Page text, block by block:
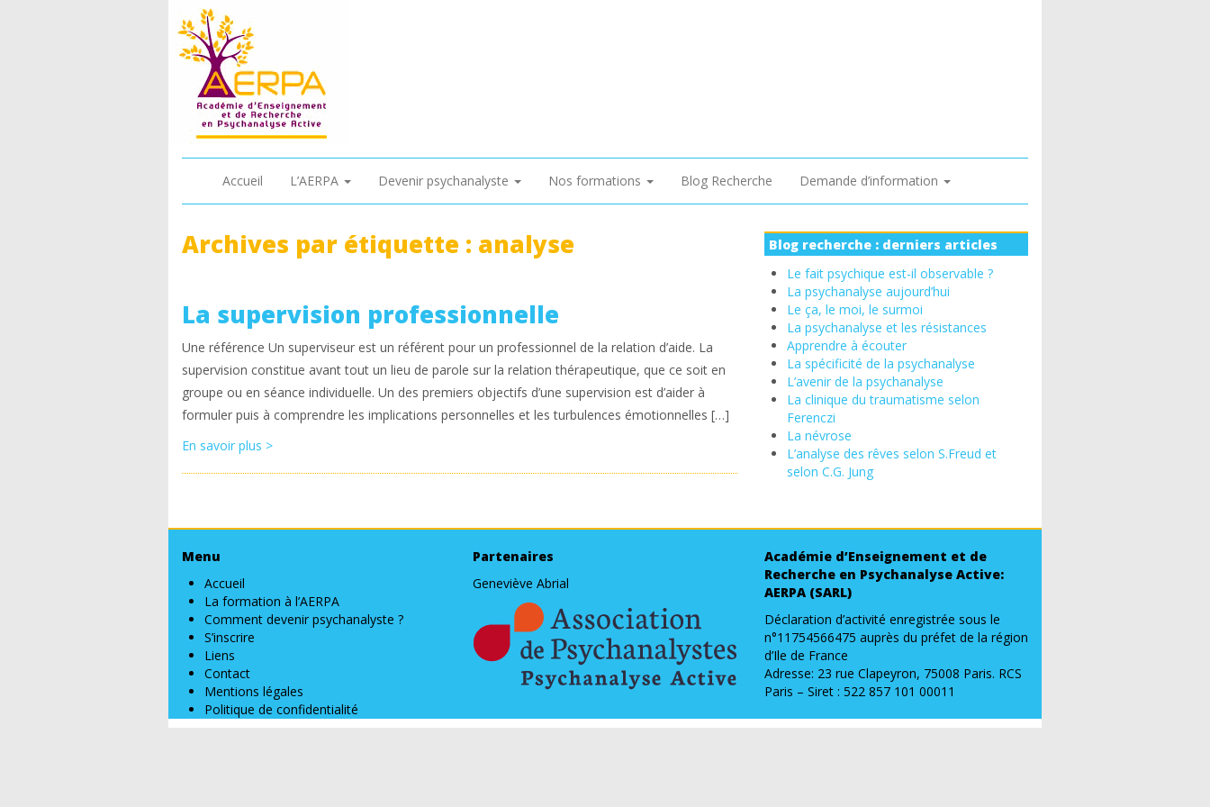
Accueil L’AERPA Devenir psychanalyste Nos formations Blog Recherche Demande d’information
Archives par étiquette : analyse
La supervision professionnelle
Une référence Un superviseur est un référent pour un professionnel de la relation d’aide. La
supervision constitue avant tout un lieu de parole sur la relation thérapeutique, que ce soit en
groupe ou en séance individuelle. Un des premiers objectifs d’une supervision est d’aider à
formuler puis à comprendre les implications personnelles et les turbulences émotionnelles […]
En savoir plus >
Blog recherche : derniers articles
Le fait psychique est-il observable ?
La psychanalyse aujourd’hui
Le ça, le moi, le surmoi
La psychanalyse et les résistances
Apprendre à écouter
La spécificité de la psychanalyse
L’avenir de la psychanalyse
La clinique du traumatisme selon
Ferenczi
La névrose
L’analyse des rêves selon S.Freud et
selon C.G. Jung
Menu
Accueil
La formation à l’AERPA
Comment devenir psychanalyste ?
S’inscrire
Liens
Contact
Mentions légales
Politique de confidentialité
Partenaires
Geneviève Abrial
Académie d’Enseignement et de
Recherche en Psychanalyse Active:
AERPA (SARL)
Déclaration d’activité enregistrée sous le
n°11754566475 auprès du préfet de la région
d’Ile de France
Adresse: 23 rue Clapeyron, 75008 Paris. RCS
Paris – Siret : 522 857 101 00011